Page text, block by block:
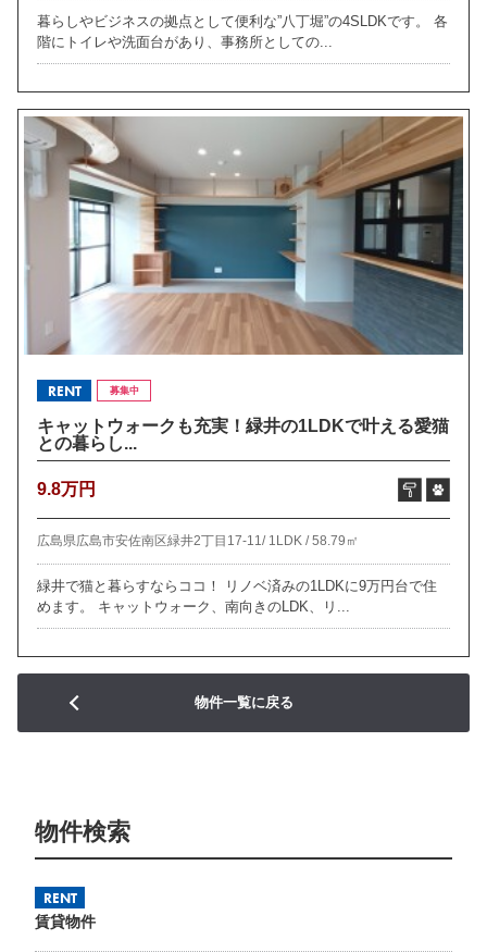
暮らしやビジネスの拠点として便利な”八丁堀”の4SLDKです。 各
階にトイレや洗面台があり、事務所としての...
RENT 募集中
キャットウォークも充実！緑井の1LDKで叶える愛猫
との暮らし...
9.8万円
広島県広島市安佐南区緑井2丁目17-11/ 1LDK /58.79㎡
緑井で猫と暮らすならココ！ リノベ済みの1LDKに9万円台で住
めます。 キャットウォーク、南向きのLDK、リ...
物件一覧に戻る
物件検索
RENT
賃貸物件